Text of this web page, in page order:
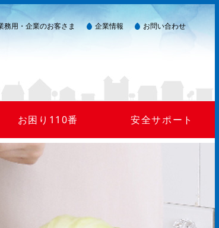
務用・企業のお客さま 企業情報 お問い合わせ
お困り110番
ガス臭い(警報器作動)
LPガスを安全にご使用いただくために
災害が起きたら
ガスが出ない
安全サポート